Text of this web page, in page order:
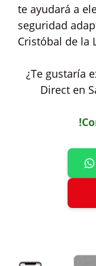
te ayudará a
seguridad
Cristóbal de la
¿Te gustaría
Direct en